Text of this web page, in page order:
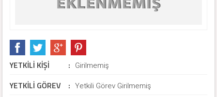
YETKİLİ KİŞİ : Girilmemiş
YETKİLİ GÖREV : Yetkili Görev Girilmemiş